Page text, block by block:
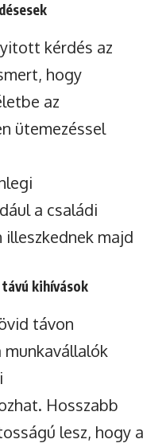
kérdés az
hogy
az
ütemezéssel
a családi
illeszkednek majd
kihívások
távon
munkavállalók
Hosszabb
lesz, hogy a